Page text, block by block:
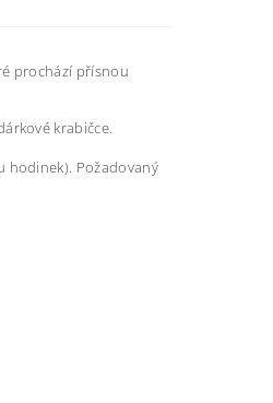
prochází přísnou
krabičce.
hodinek). Požadovaný